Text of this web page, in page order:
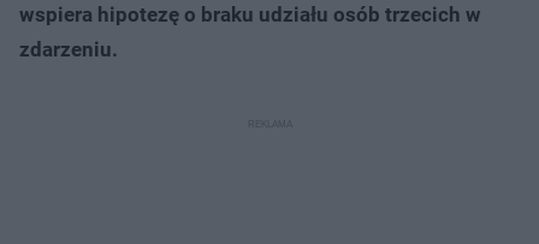
wspiera hipotezę o braku udziału osób trzecich w
zdarzeniu.